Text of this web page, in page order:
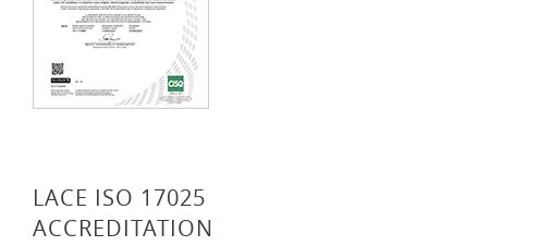
LACE ISO 17025
ACCREDITATION